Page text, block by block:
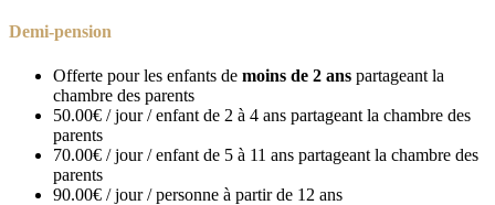
Demi-pension
Offerte pour les enfants de moins de 2 ans partageant la
chambre des parents
50.00€ / jour / enfant de 2 à 4 ans partageant la chambre des
parents
70.00€ / jour / enfant de 5 à 11 ans partageant la chambre des
parents
90.00€ / jour / personne à partir de 12 ans